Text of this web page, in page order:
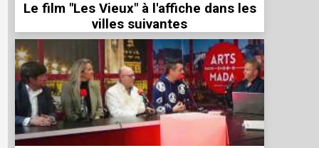
Le film "Les Vieux" à l'affiche dans les
villes suivantes